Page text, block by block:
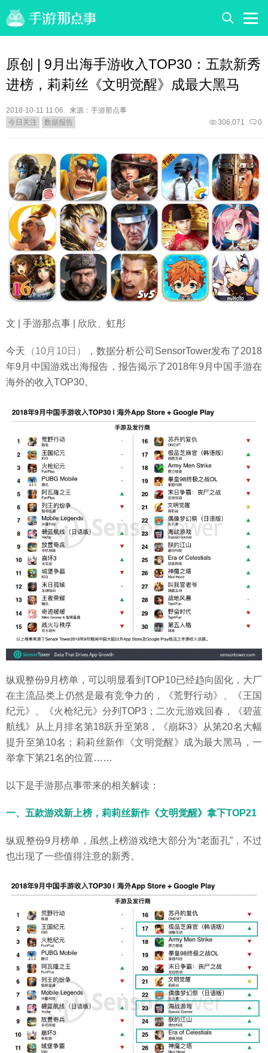
原创 | 9月出海手游收入TOP30：五款新秀
进榜，莉莉丝《文明觉醒》成最大黑马
2018-10-11 11:06
来源：手游那点事
今日关注
数据报告 0
306,071
文 | 手游那点事 | 欣欣、虹彤
今天 （10月10日）
，数据分析公司SensorTower发布了2018
年9月中国游戏出海报告，报告揭示了2018年9月中国手游在
海外的收入TOP30。
纵观整份9月榜单，可以明显看到TOP10已经趋向固化，大厂
在主流品类上仍然是最有竞争力的，《荒野行动》、《王国
纪元》、《火枪纪元》分列TOP3；二次元游戏回春，《碧蓝
航线》从上月排名第18跃升至第8，《崩坏3》从第20名大幅
提升至第10名；莉莉丝新作《文明觉醒》成为最大黑马，一
举拿下第21名的位置……
以下是手游那点事带来的相关解读：
一、五款游戏新上榜，莉莉丝新作《文明觉醒》拿下TOP21
纵观整份9月榜单，虽然上榜游戏绝大部分为“老面孔”，不过
也出现了一些值得注意的新秀。